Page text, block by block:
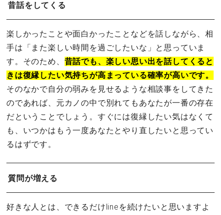
昔話をしてくる
楽しかったことや面白かったことなどを話しながら、相
手は「また楽しい時間を過ごしたいな」と思っていま
す。そのため、 昔話でも、楽しい思い出を話してくると
きは復縁したい気持ちが高まっている確率が高いです。
そのなかで自分の弱みを見せるような相談事をしてきた
のであれば、元カノの中で別れてもあなたが一番の存在
だということでしょう。すぐには復縁したい気はなくて
も、いつかはもう一度あなたとやり直したいと思ってい
るはずです。
質問が増える
好きな人とは、できるだけlineを続けたいと思いますよ